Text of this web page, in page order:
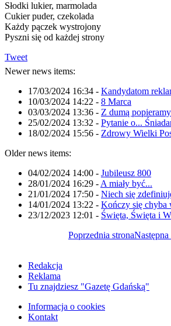
Słodki lukier, marmolada
Cukier puder, czekolada
Każdy pączek wystrojony
Pyszni się od każdej strony
Tweet
Newer news items:
17/03/2024 16:34 - Kandydatom
10/03/2024 14:22 - 8 Marca
03/03/2024 13:36 - Z dumą
25/02/2024 13:32 - Pytanie o...
18/02/2024 15:56 - Zdrowy Wielki
Older news items:
04/02/2024 14:00 - Jubileusz 800
28/01/2024 16:29 - A miały być...
21/01/2024 17:50 - Niech się
14/01/2024 13:22 - Kończy się chyba
23/12/2023 12:01 - Święta, Święta i
Poprzednia stronaNastępna
Redakcja
Reklama
Tu znajdziesz "Gazetę Gdańską"
Informacja o cookies
Kontakt